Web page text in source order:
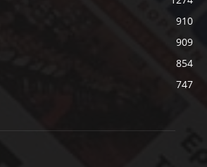
910
909
854
747